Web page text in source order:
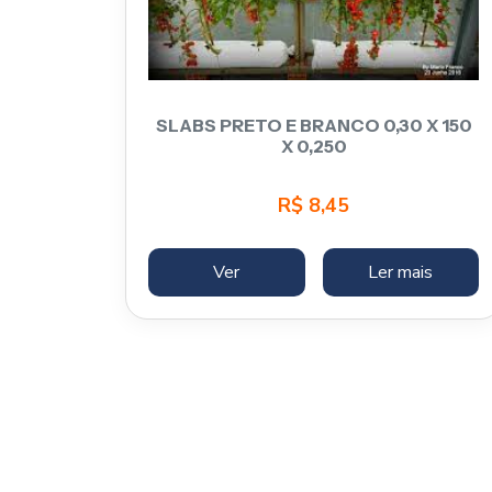
SLABS PRETO E BRANCO 0,30 X 150
X 0,250
R$ 8,45
Ver Ler mais